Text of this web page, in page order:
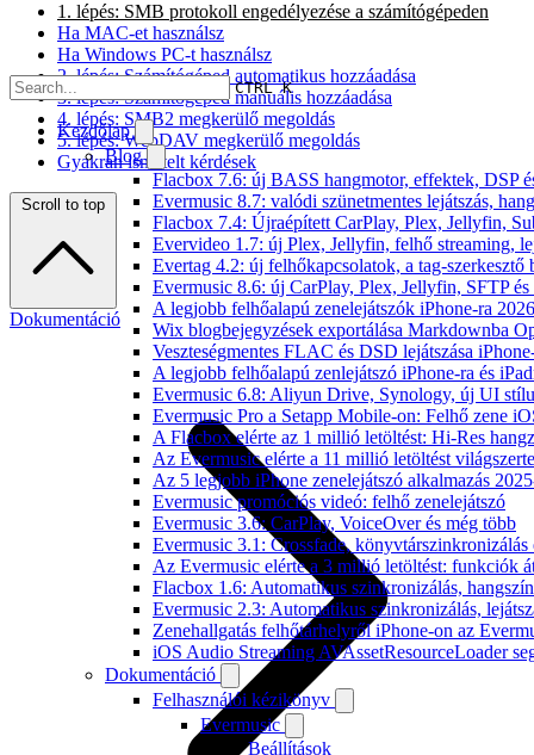
CTRL K
Kezdőlap
Blog
Flacbox 7.6: új BASS hangmotor, effektek, DSP
Evermusic 8.7: valódi szünetmentes lejátszás,
Flacbox 7.4: Újraépített CarPlay, Plex, Jellyfin,
Evervideo 1.7: új Plex, Jellyfin, felhő streaming,
Evertag 4.2: új felhőkapcsolatok, a tag-szerkesztő
Evermusic 8.6: új CarPlay, Plex, Jellyfin, SFTP
A legjobb felhőalapú zenelejátszók iPhone-ra
Wix blogbejegyzések exportálása Markdownba
Veszteségmentes FLAC és DSD lejátszása
A legjobb felhőalapú zenlejátszó iPhone-ra és
Evermusic 6.8: Aliyun Drive, Synology, új UI
Evermusic Pro a Setapp Mobile-on: Felhő zene
A Flacbox elérte az 1 millió letöltést: Hi-Res
Az Evermusic elérte a 11 millió letöltést világszerte
Az 5 legjobb iPhone zenelejátszó alkalmazás
Evermusic promóciós videó: felhő zenelejátszó
Evermusic 3.6: CarPlay, VoiceOver és még több
Evermusic 3.1: Crossfade, könyvtárszinkronizálás
Az Evermusic elérte a 3 millió letöltést: funkciók
Flacbox 1.6: Automatikus szinkronizálás,
Evermusic 2.3: Automatikus szinkronizálás,
Zenehallgatás felhőtárhelyről iPhone-on az
iOS Audio Streaming AVAssetResourceLoader
Dokumentáció
Felhasználói kézikönyv
Evermusic
Beállítások
1. lépés: SMB protokoll engedélyezése a számítógépeden
Ha MAC-et használsz
Ha Windows PC-t használsz
2. lépés: Számítógéped automatikus hozzáadása
3. lépés: Számítógéped manuális hozzáadása
4. lépés: SMB2 megkerülő megoldás
5. lépés: WebDAV megkerülő megoldás
Gyakran ismételt kérdések
Scroll to top
Dokumentáció